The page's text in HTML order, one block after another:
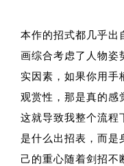
本作的招式都几乎出
画综合考虑了人物姿
实因素，如果你用手
观赏性，那是真的感
这就导致我整个流程
是什么出招表，而是
己的重心随着剑招不